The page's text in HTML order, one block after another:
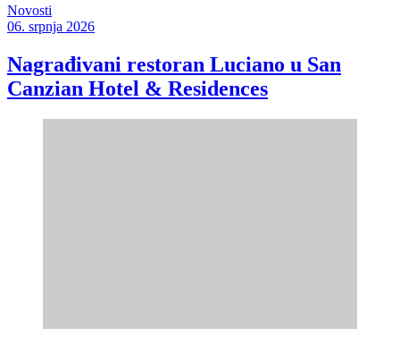
Novosti
06. srpnja 2026
Nagrađivani restoran Luciano u San
Canzian Hotel & Residences